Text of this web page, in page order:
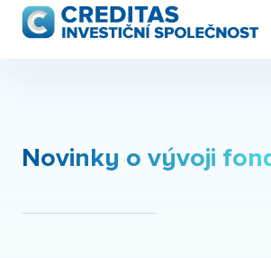
Novinky o vývoji